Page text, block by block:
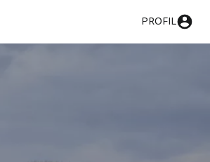
PROFIL